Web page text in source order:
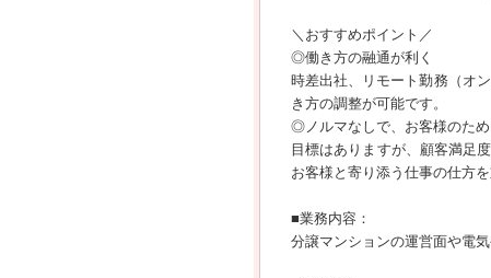
＼おすすめポイント／
◎働き方の融通が利く
時差出社、リモート勤務（オ
き方の調整が可能です。
◎ノルマなしで、お客様のた
目標はありますが、顧客満足
お客様と寄り添う仕事の仕方
■業務内容：
分譲マンションの運営面や電